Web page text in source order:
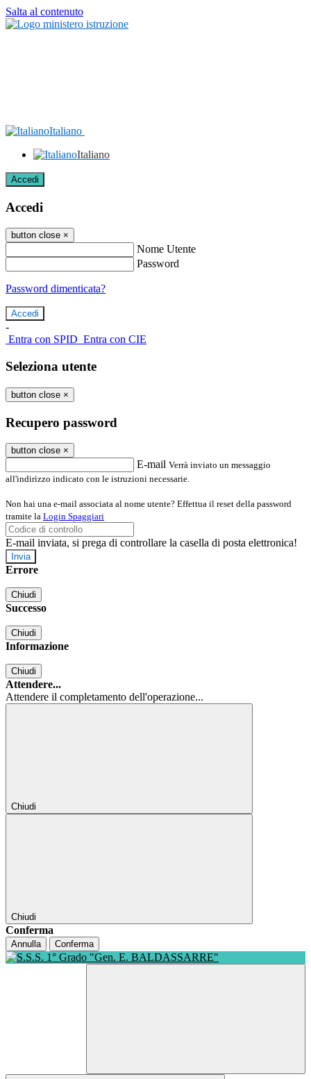
Salta al contenuto
Italiano
Italiano
Accedi
Accedi
button close ×
Nome Utente
Password
Password dimenticata?
-
Entra con SPID Entra con CIE
Seleziona utente
button close ×
Recupero password
button close ×
E-mail Verrà inviato un messaggio
all'indirizzo indicato con le istruzioni necessarie.
Non hai una e-mail associata al nome utente? Effettua il reset della password
tramite la Login Spaggiari
E-mail inviata, si prega di controllare la casella di posta elettronica!
Errore
Chiudi
Successo
Chiudi
Informazione
Chiudi
Attendere...
Attendere il completamento dell'operazione...
Chiudi
Chiudi
Conferma
Annulla Conferma